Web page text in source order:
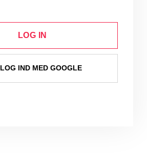
LOG IN
LOG IND MED GOOGLE